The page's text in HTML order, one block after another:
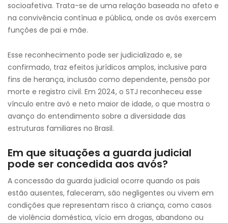
socioafetiva. Trata-se de uma relação baseada no afeto e
na convivência contínua e pública, onde os avós exercem
funções de pai e mãe.
Esse reconhecimento pode ser judicializado e, se
confirmado, traz efeitos jurídicos amplos, inclusive para
fins de herança, inclusão como dependente, pensão por
morte e registro civil. Em 2024, o STJ reconheceu esse
vínculo entre avó e neto maior de idade, o que mostra o
avanço do entendimento sobre a diversidade das
estruturas familiares no Brasil.
Em que situações a guarda judicial
pode ser concedida aos avós?
A concessão da guarda judicial ocorre quando os pais
estão ausentes, faleceram, são negligentes ou vivem em
condições que representam risco à criança, como casos
de violência doméstica, vício em drogas, abandono ou